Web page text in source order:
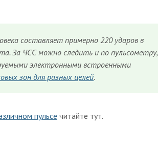
составляет примерно 220 ударов в
За ЧСС можно следить и по пульсометру,
электронными встроенными
зон для разных целей.
пульсе читайте тут.